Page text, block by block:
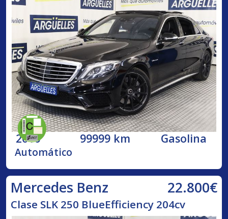
2016 99999 km Gasolina
Automático
Mercedes Benz 22.800€
Clase SLK 250 BlueEfficiency 204cv